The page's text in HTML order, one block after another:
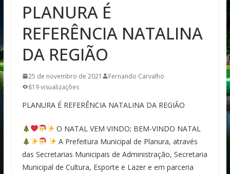
PLANURA É
REFERÊNCIA NATALINA
DA REGIÃO
25 de novembro de 2021
Fernando Carvalho
819 visualizações
PLANURA É REFERÊNCIA NATALINA DA REGIÃO
O NATAL VEM VINDO; BEM-VINDO NATAL
A Prefeitura Municipal de Planura, através
das Secretarias Municipais de Administração, Secretaria
Municipal de Cultura, Esporte e Lazer e em parceria